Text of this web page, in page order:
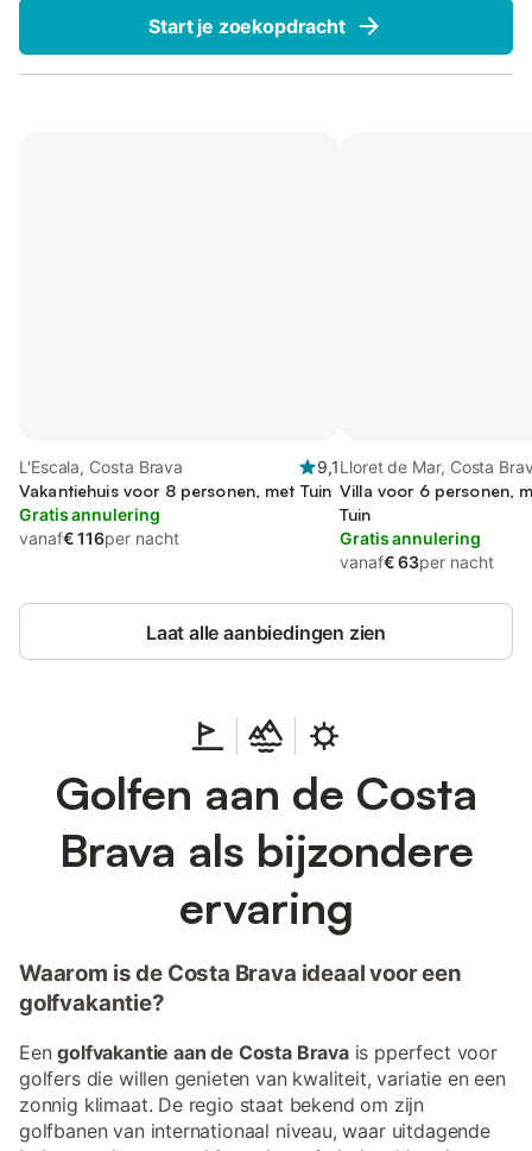
Start je zoekopdracht
L'Escala, Costa Brava
9,1
Vakantiehuis voor 8 personen, met Tuin
Gratis annulering
vanaf€ 116per nacht
Lloret de Mar, Costa
Villa voor 6 personen,
Tuin
Gratis annulering
vanaf€ 63per nacht
Laat alle aanbiedingen zien
Golfen aan de Costa
Brava als bijzondere
ervaring
Waarom is de Costa Brava ideaal voor een
golfvakantie?
Eengolfvakantie aan de Costa Bravais pperfect voor
golfers die willen genieten van kwaliteit, variatie en een
zonnig klimaat. De regio staat bekend om zijn
golfbanen van internationaal niveau, waar uitdagende